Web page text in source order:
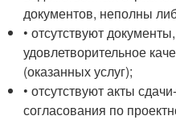
документов, неполны
• отсутствуют
удовлетворительное
(оказанных услуг);
• отсутствуют акты
согласования по